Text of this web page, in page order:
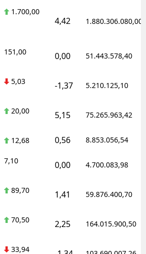
1.700,00
4,42 1.880.306.080,00
151,00 0,00 51.443.578,40
5,03 -1,37 5.210.125,10
20,00 5,15 75.265.963,42
12,68 0,56 8.853.056,54
7,10 0,00 4.700.083,98
89,70 1,41 59.876.400,70
70,50 2,25 164.015.900,50
33,94